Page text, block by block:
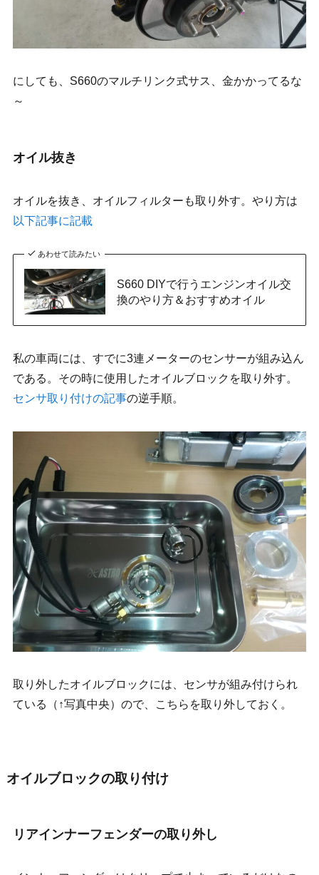
にしても、S660のマルチリンク式サス、金かかってるな
～
オイル抜き
オイルを抜き、オイルフィルターも取り外す。やり方は
以下記事に記載
あわせて読みたい
S660 DIYで行うエンジンオイル交
換のやり方＆おすすめオイル
私の車両には、すでに3連メーターのセンサーが組み込ん
である。その時に使用したオイルブロックを取り外す。
センサ取り付けの記事の逆手順。
取り外したオイルブロックには、センサが組み付けられ
ている（↑写真中央）ので、こちらを取り外しておく。
オイルブロックの取り付け
リアインナーフェンダーの取り外し